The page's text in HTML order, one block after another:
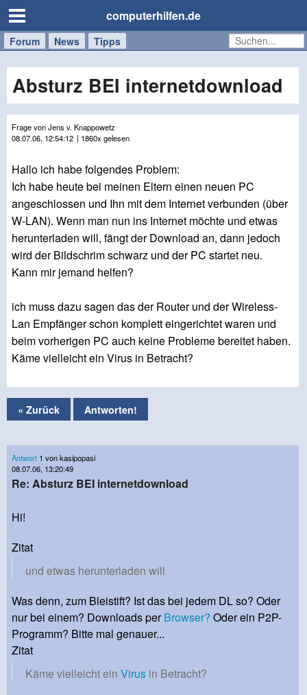
computerhilfen.de
Forum News Tipps
Handy
Tablet
Windows
Mac
Absturz BEI internetdownload
Frage von Jens v. Knappowetz
08.07.06, 12:54:12 | 1860x gelesen
Hallo ich habe folgendes Problem:
Ich habe heute bei meinen Eltern einen neuen PC
angeschlossen und Ihn mit dem Internet verbunden (über
W-LAN). Wenn man nun ins Internet möchte und etwas
herunterladen will, fängt der Download an, dann jedoch
wird der Bildschrim schwarz und der PC startet neu.
Kann mir jemand helfen?
ich muss dazu sagen das der Router und der Wireless-
Lan Empfänger schon komplett eingerichtet waren und
beim vorherigen PC auch keine Probleme bereitet haben.
Käme vielleicht ein Virus in Betracht?
« Zurück Antworten!
Antwort 1 von kasipopasi
08.07.06, 13:20:49
Re: Absturz BEI internetdownload
Hi!
Zitat
und etwas herunterladen will
Was denn, zum Bleistift? Ist das bei jedem DL so? Oder
nur bei einem? Downloads perBrowser? Oder ein P2P-
Programm? Bitte mal genauer...
Zitat
Käme vielleicht ein Virus in Betracht?